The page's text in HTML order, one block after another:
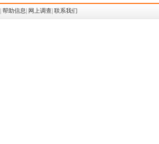
帮助信息 网上调查 联系我们